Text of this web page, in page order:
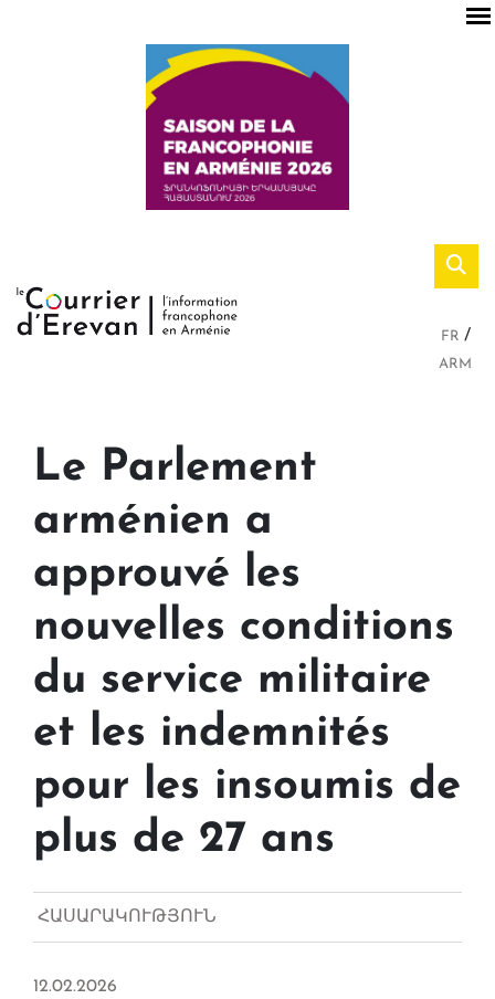
FR
ARM
Le Parlement
arménien a
approuvé les
nouvelles conditions
du service militaire
et les indemnités
pour les insoumis de
plus de 27 ans
ՀԱՍԱՐԱԿՈՒԹՅՈՒՆ
12.02.2026